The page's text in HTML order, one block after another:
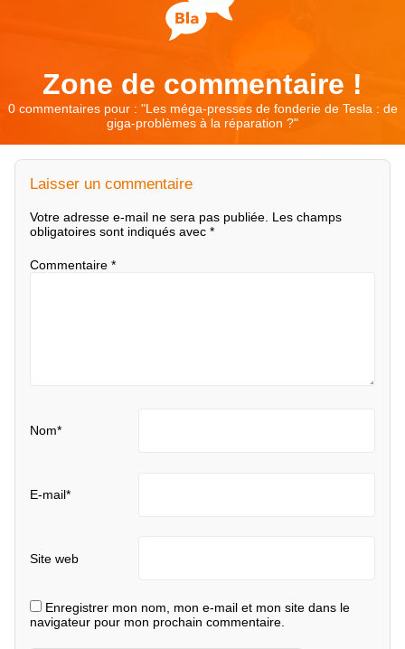
Zone de commentaire !
0 commentaires pour : "Les méga-presses de fonderie de Tesla : de
giga-problèmes à la réparation ?"
Laisser un commentaire
Votre adresse e-mail ne sera pas publiée. Les champs
obligatoires sont indiqués avec *
Commentaire *
Nom*
E-mail*
Site web
Enregistrer mon nom, mon e-mail et mon site dans le
navigateur pour mon prochain commentaire.